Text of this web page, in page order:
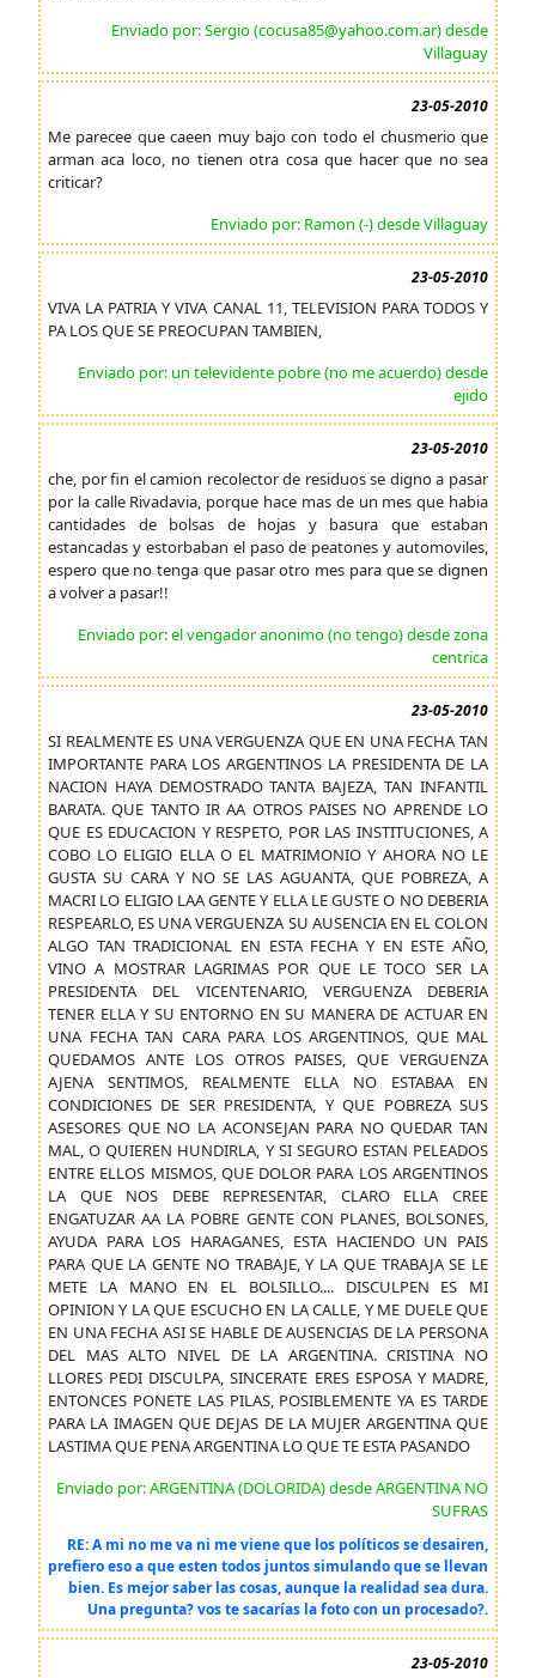
Enviado por: Sergio (cocusa85@yahoo.com.ar) desde
Villaguay
23-05-2010
Me parecee que caeen muy bajo con todo el chusmerio que
arman aca loco, no tienen otra cosa que hacer que no sea
criticar?
Enviado por: Ramon (-) desde Villaguay
23-05-2010
VIVA LA PATRIA Y VIVA CANAL 11, TELEVISION PARA TODOS Y
PA LOS QUE SE PREOCUPAN TAMBIEN,
Enviado por: un televidente pobre (no me acuerdo) desde
ejido
23-05-2010
che, por fin el camion recolector de residuos se digno a pasar
por la calle Rivadavia, porque hace mas de un mes que habia
cantidades de bolsas de hojas y basura que estaban
estancadas y estorbaban el paso de peatones y automoviles,
espero que no tenga que pasar otro mes para que se dignen
a volver a pasar!!
Enviado por: el vengador anonimo (no tengo) desde zona
centrica
23-05-2010
SI REALMENTE ES UNA VERGUENZA QUE EN UNA FECHA TAN
IMPORTANTE PARA LOS ARGENTINOS LA PRESIDENTA DE LA
NACION HAYA DEMOSTRADO TANTA BAJEZA, TAN INFANTIL
BARATA. QUE TANTO IR AA OTROS PAISES NO APRENDE LO
QUE ES EDUCACION Y RESPETO, POR LAS INSTITUCIONES, A
COBO LO ELIGIO ELLA O EL MATRIMONIO Y AHORA NO LE
GUSTA SU CARA Y NO SE LAS AGUANTA, QUE POBREZA, A
MACRI LO ELIGIO LAA GENTE Y ELLA LE GUSTE O NO DEBERIA
RESPEARLO, ES UNA VERGUENZA SU AUSENCIA EN EL COLON
ALGO TAN TRADICIONAL EN ESTA FECHA Y EN ESTE AÑO,
VINO A MOSTRAR LAGRIMAS POR QUE LE TOCO SER LA
PRESIDENTA DEL VICENTENARIO, VERGUENZA DEBERIA
TENER ELLA Y SU ENTORNO EN SU MANERA DE ACTUAR EN
UNA FECHA TAN CARA PARA LOS ARGENTINOS, QUE MAL
QUEDAMOS ANTE LOS OTROS PAISES, QUE VERGUENZA
AJENA SENTIMOS, REALMENTE ELLA NO ESTABAA EN
CONDICIONES DE SER PRESIDENTA, Y QUE POBREZA SUS
ASESORES QUE NO LA ACONSEJAN PARA NO QUEDAR TAN
MAL, O QUIEREN HUNDIRLA, Y SI SEGURO ESTAN PELEADOS
ENTRE ELLOS MISMOS, QUE DOLOR PARA LOS ARGENTINOS
LA QUE NOS DEBE REPRESENTAR, CLARO ELLA CREE
ENGATUZAR AA LA POBRE GENTE CON PLANES, BOLSONES,
AYUDA PARA LOS HARAGANES, ESTA HACIENDO UN PAIS
PARA QUE LA GENTE NO TRABAJE, Y LA QUE TRABAJA SE LE
METE LA MANO EN EL BOLSILLO.... DISCULPEN ES MI
OPINION Y LA QUE ESCUCHO EN LA CALLE, Y ME DUELE QUE
EN UNA FECHA ASI SE HABLE DE AUSENCIAS DE LA PERSONA
DEL MAS ALTO NIVEL DE LA ARGENTINA. CRISTINA NO
LLORES PEDI DISCULPA, SINCERATE ERES ESPOSA Y MADRE,
ENTONCES PONETE LAS PILAS, POSIBLEMENTE YA ES TARDE
PARA LA IMAGEN QUE DEJAS DE LA MUJER ARGENTINA QUE
LASTIMA QUE PENA ARGENTINA LO QUE TE ESTA PASANDO
Enviado por: ARGENTINA (DOLORIDA) desde ARGENTINA NO
SUFRAS
RE: A mi no me va ni me viene que los políticos se desairen,
prefiero eso a que esten todos juntos simulando que se llevan
bien. Es mejor saber las cosas, aunque la realidad sea dura.
Una pregunta? vos te sacarías la foto con un procesado?.
23-05-2010